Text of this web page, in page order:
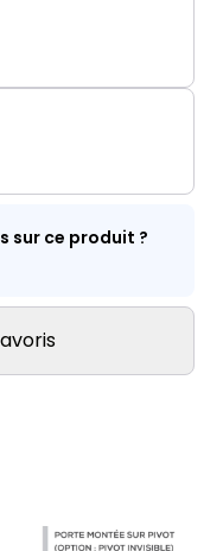
sur ce produit ?